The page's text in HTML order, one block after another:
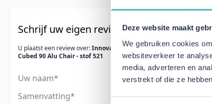
Deze website maakt
We gebruiken cookies
websiteverkeer te
media, adverteren en
verstrekt of die ze
Schrijf uw eigen review
U plaatst een review over:Innovation Living
Cubed 90 Alu Chair - stof 521
Uw naam
Samenvatting